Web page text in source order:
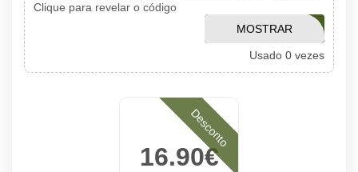
Clique para revelar o código
APPVENT14
MOSTRAR
CÓDIGO
Usado 0 vezes
16.90€
Desconto